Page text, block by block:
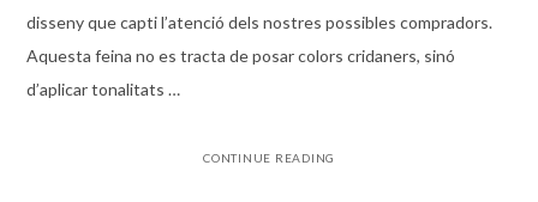
disseny que capti l’atenció dels nostres possibles compradors.
Aquesta feina no es tracta de posar colors cridaners, sinó
d’aplicar tonalitats …
CONTINUE READING